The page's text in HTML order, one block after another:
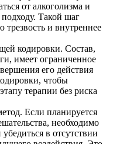
от алкоголизма и
Такой шаг
и внутреннее
кодировки. Состав,
имеет ограниченное
его действия
чтобы
терапии без риска
Если планируется
необходимо
в отсутствии